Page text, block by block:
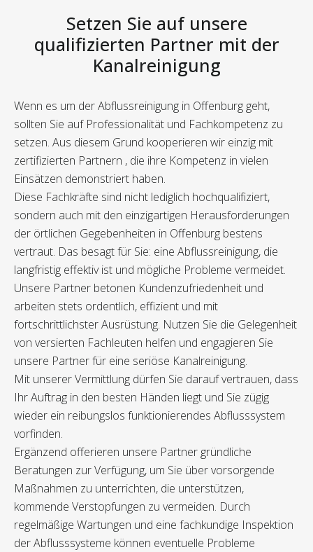
Setzen Sie auf unsere
qualifizierten Partner mit der
Kanalreinigung
Wenn es um der Abflussreinigung in Offenburg geht,
sollten Sie auf Professionalität und Fachkompetenz zu
setzen. Aus diesem Grund kooperieren wir einzig mit
zertifizierten Partnern , die ihre Kompetenz in vielen
Einsätzen demonstriert haben.
Diese Fachkräfte sind nicht lediglich hochqualifiziert,
sondern auch mit den einzigartigen Herausforderungen
der örtlichen Gegebenheiten in Offenburg bestens
vertraut. Das besagt für Sie: eine Abflussreinigung, die
langfristig effektiv ist und mögliche Probleme vermeidet.
Unsere Partner betonen Kundenzufriedenheit und
arbeiten stets ordentlich, effizient und mit
fortschrittlichster Ausrüstung. Nutzen Sie die Gelegenheit
von versierten Fachleuten helfen und engagieren Sie
unsere Partner für eine seriöse Kanalreinigung.
Mit unserer Vermittlung dürfen Sie darauf vertrauen, dass
Ihr Auftrag in den besten Händen liegt und Sie zügig
wieder ein reibungslos funktionierendes Abflusssystem
vorfinden.
Ergänzend offerieren unsere Partner gründliche
Beratungen zur Verfügung, um Sie über vorsorgende
Maßnahmen zu unterrichten, die unterstützen,
kommende Verstopfungen zu vermeiden. Durch
regelmäßige Wartungen und eine fachkundige Inspektion
der Abflusssysteme können eventuelle Probleme